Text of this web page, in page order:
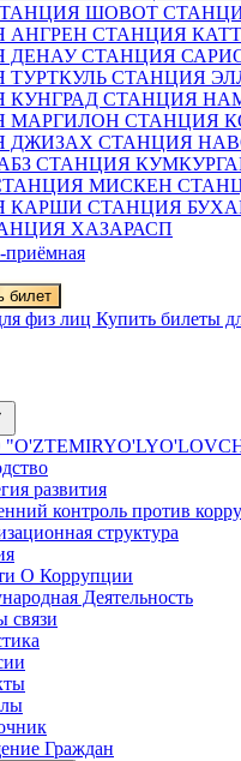
ШОВОТ
АНГРЕН СТАНЦИЯ
ДЕНАУСТАНЦИЯ
ТУРТКУЛЬ СТАНЦИЯ
КУНГРАД СТАНЦИЯ
МАРГИЛОН СТАНЦИЯ
ДЖИЗАХ СТАНЦИЯ
СТАНЦИЯ
МИСКЕН
КАРШИ СТАНЦИЯ
ХАЗАРАСП
билет
физ лиц Купить билеты
развития
контроль против
структура
О Коррупции
Деятельность
связи
Граждан